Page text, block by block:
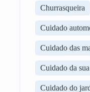
Churrasqueira
Cuidado
Cuidado das
Cuidado da
Cuidado do